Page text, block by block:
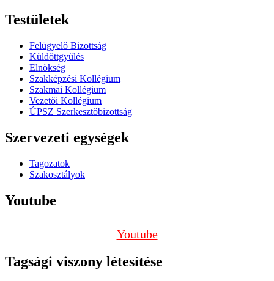
Testületek
Felügyelő Bizottság
Küldöttgyűlés
Elnökség
Szakképzési Kollégium
Szakmai Kollégium
Vezetői Kollégium
ÚPSZ Szerkesztőbizottság
Szervezeti egységek
Tagozatok
Szakosztályok
Youtube
Youtube
Tagsági viszony létesítése